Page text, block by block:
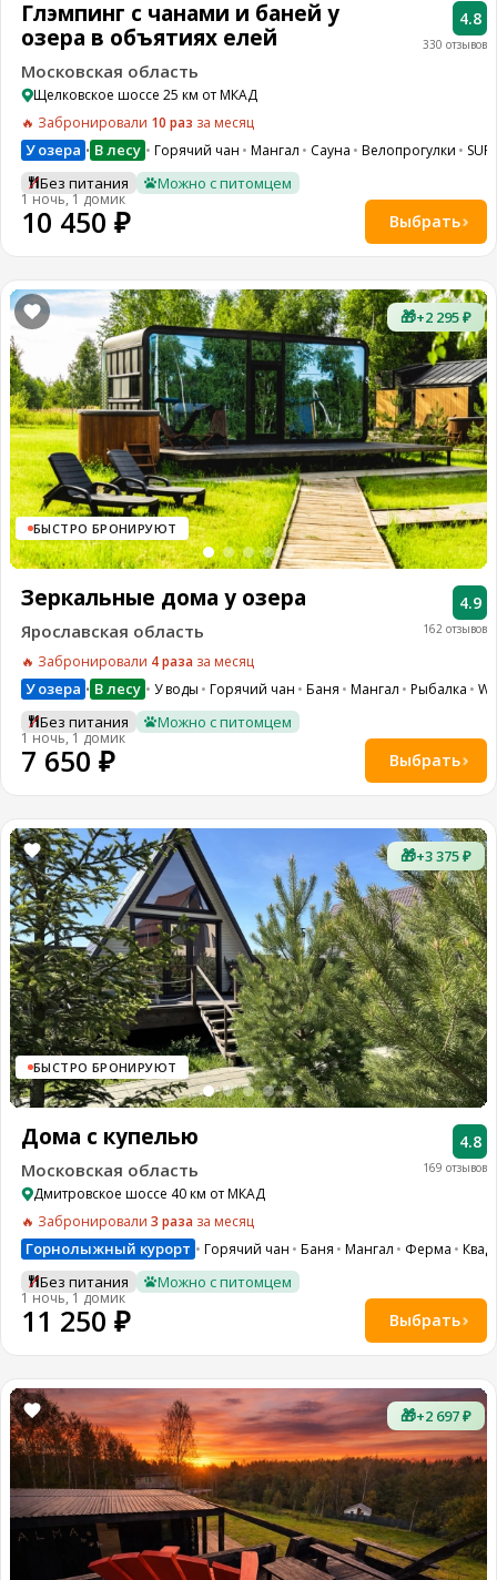
330 отзывов
4.8
Глэмпинг с чанами и баней у
озера в объятиях елей
Московская область
Щелковское шоссе 25 км от МКАД
🔥 Забронировали 10 раз за месяц
У озера • В лесу Горячий чан Мангал Сауна Велопрогулки
Без питания Можно с питомцем
1 ночь, 1 домик
10 450 ₽ Выбрать
🎁+2 295 ₽
БЫСТРО БРОНИРУЮТ
162 отзывов
4.9
Зеркальные дома у озера
Ярославская область
🔥 Забронировали 4 раза за месяц
У озера • В лесу У воды Горячий чан Баня Мангал Рыбалка
Без питания Можно с питомцем
1 ночь, 1 домик
7 650 ₽ Выбрать
🎁+3 375 ₽
БЫСТРО БРОНИРУЮТ
169 отзывов
4.8
Дома с купелью
Московская область
Дмитровское шоссе 40 км от МКАД
🔥 Забронировали 3 раза за месяц
Горнолыжный курорт Горячий чан Баня Мангал Ферма
Без питания Можно с питомцем
1 ночь, 1 домик
11 250 ₽ Выбрать
🎁+2 697 ₽